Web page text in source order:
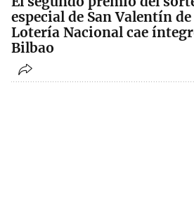
especial de San Valentín
Lotería Nacional cae
Bilbao